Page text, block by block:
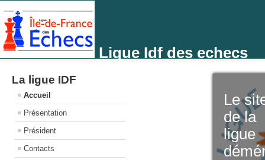
Ligue Idf des echecs
La ligue IDF
Accueil
Présentation
Président
Contacts
Le
de la
ligue